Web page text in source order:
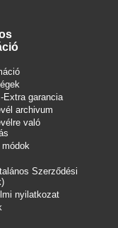
Extra garancia
archivum
való
Szerződési
nyilatkozat